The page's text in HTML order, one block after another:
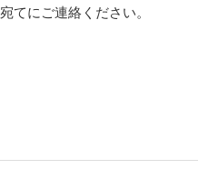
宛てにご連絡ください。